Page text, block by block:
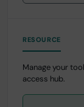
RESOURCE
Manage your
access hub.